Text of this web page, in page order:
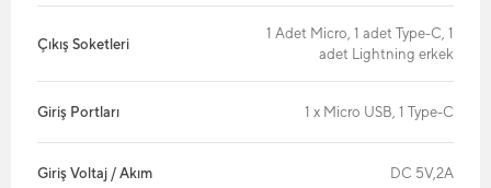
Çıkış Soketleri
1 Adet Micro, 1 adet Type-C, 1
adet Lightning erkek
Giriş Portları 1 x Micro USB, 1 Type-C
Giriş Voltaj / Akım DC 5V,2A